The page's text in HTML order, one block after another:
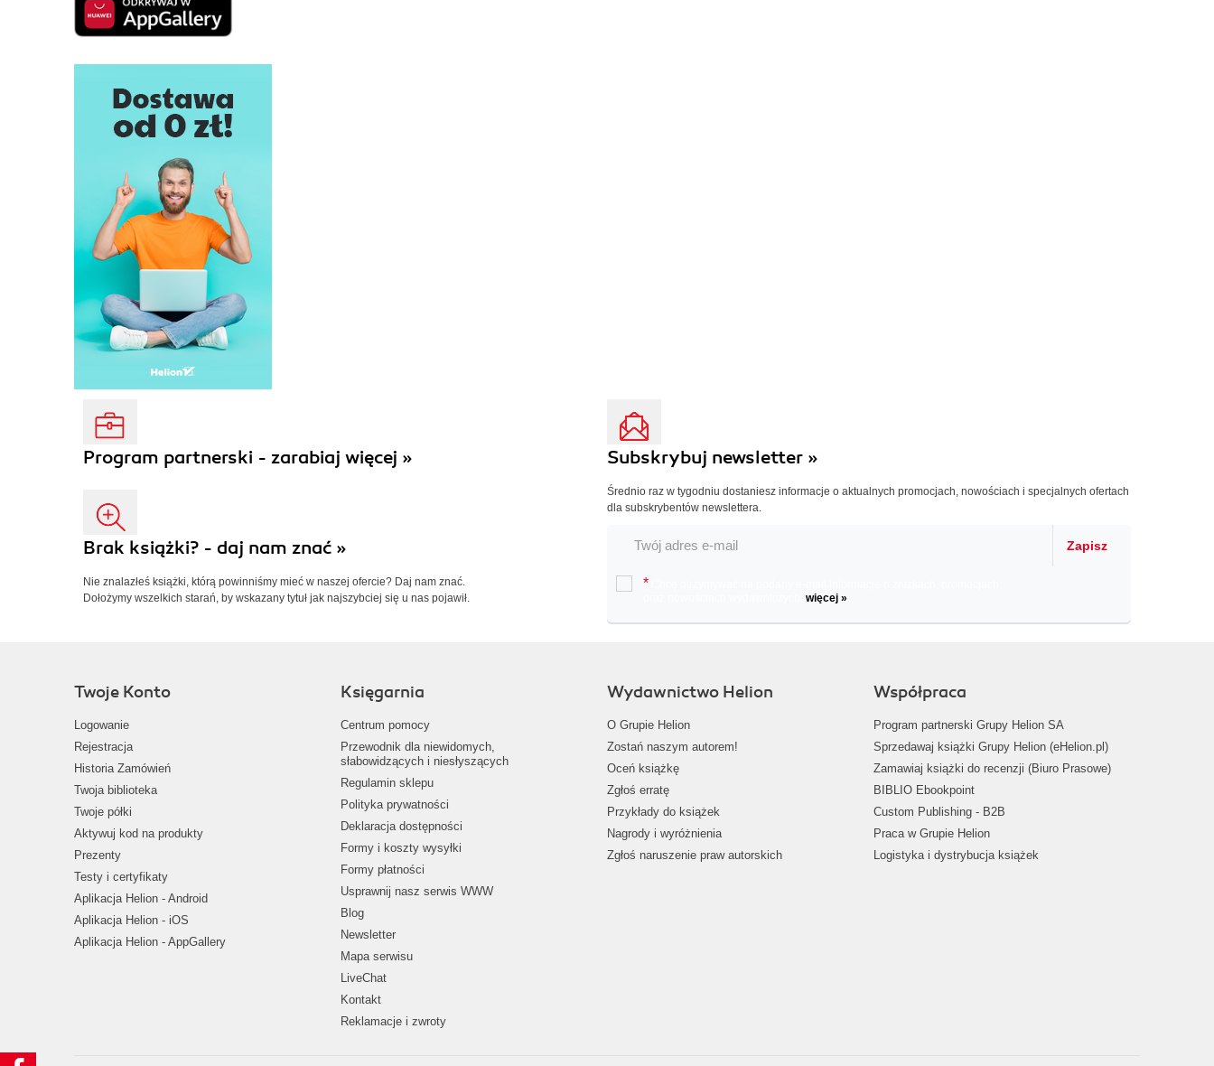
Program partnerski - zarabiaj więcej »
Brak książki? - daj nam znać »
Nie znalazłeś książki, którą powinniśmy mieć w naszej ofercie? Daj nam znać.
Dołożymy wszelkich starań, by wskazany tytuł jak najszybciej się u nas pojawił.
Subskrybuj newsletter »
Średnio raz w tygodniu dostaniesz informacje o aktualnych promocjach, nowościach i specjalnych ofertach
dla subskrybentów newslettera.
Zapisz
*
więcej »
Twoje Konto
Logowanie
Rejestracja
Historia Zamówień
Twoja biblioteka
Twoje półki
Aktywuj kod na produkty
Prezenty
Testy i certyfikaty
Aplikacja Helion - Android
Aplikacja Helion - iOS
Aplikacja Helion - AppGallery
Księgarnia
Centrum pomocy
Przewodnik dla niewidomych,
słabowidzących i niesłyszących
Regulamin sklepu
Polityka prywatności
Deklaracja dostępności
Formy i koszty wysyłki
Formy płatności
Usprawnij nasz serwis WWW
Blog
Newsletter
Mapa serwisu
LiveChat
Kontakt
Reklamacje i zwroty
Wydawnictwo Helion
O Grupie Helion
Zostań naszym autorem!
Oceń książkę
Zgłoś erratę
Przykłady do książek
Nagrody i wyróżnienia
Zgłoś naruszenie praw autorskich
Współpraca
Program partnerski Grupy Helion SA
Sprzedawaj książki Grupy Helion (eHelion.pl)
Zamawiaj książki do recenzji (Biuro Prasowe)
BIBLIO Ebookpoint
Custom Publishing - B2B
Praca w Grupie Helion
Logistyka i dystrybucja książek